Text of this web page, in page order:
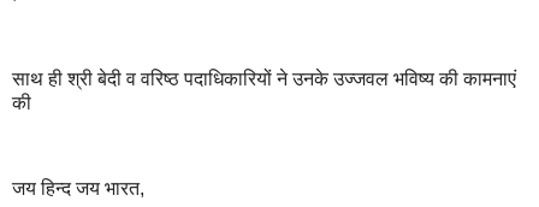
साथ ही श्री बेदी व वरिष्ठ पदाधिकारियों ने उनके उज्जवल भविष्य की कामनाएं
की
जय हिन्द जय भारत,